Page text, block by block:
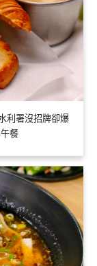
利署沒招牌卻爆
餐